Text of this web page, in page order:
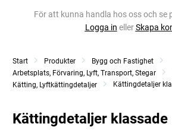
För att kunna handla hos oss och se
Logga in ellerSkapa
Start Produkter
Bygg och Fastighet
Arbetsplats, Förvaring, Lyft, Transport, Stegar
Kätting, Lyftkättingdetaljer
Kättingdetaljer
Kättingdetaljer klassade